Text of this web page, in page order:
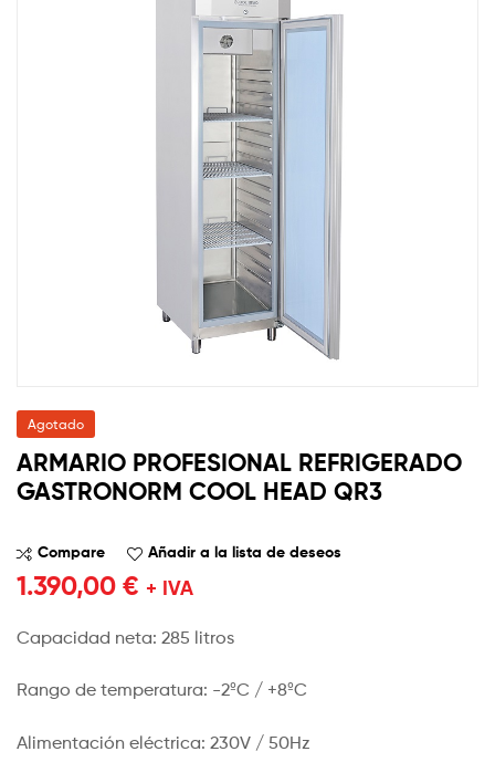
Agotado
ARMARIO PROFESIONAL REFRIGERADO
GASTRONORM COOL HEAD QR3
Compare Añadir a la lista de deseos
1.390,00 € + IVA
Capacidad neta: 285 litros
Rango de temperatura: -2ºC / +8ºC
Alimentación eléctrica: 230V / 50Hz